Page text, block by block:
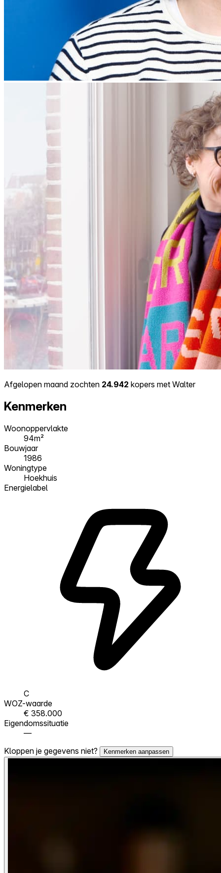
Afgelopen maand zochten 24.942 kopers met Walter
Kenmerken
Woonoppervlakte
94m²
Bouwjaar
1986
Woningtype
Hoekhuis
Energielabel
C
WOZ-waarde
€ 358.000
Eigendomssituatie
—
Kloppen je gegevens niet?
Kenmerken aanpassen